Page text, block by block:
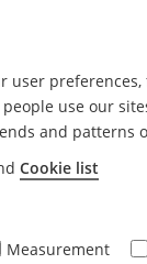
user
use our
and patterns
Cookie list
Measurement